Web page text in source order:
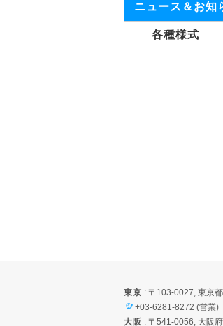
ニュース＆お知
各種様式
東京 : 〒103-0027, 東京
+03-6281-8272 (営業)
大阪 : 〒541-0056, 大阪